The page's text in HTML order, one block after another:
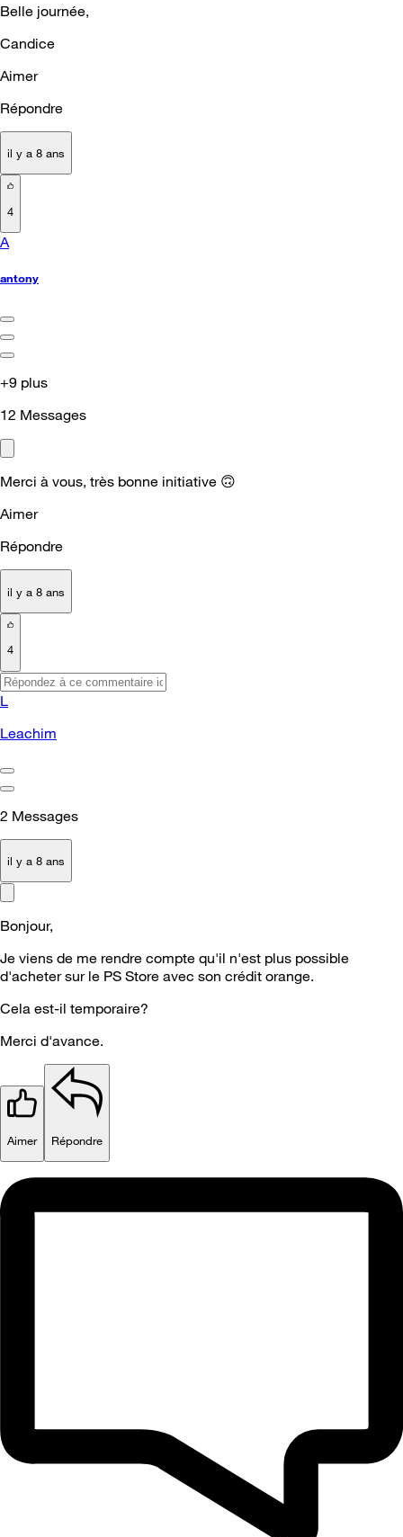
Belle journée,
Candice
Aimer
Répondre
il y a 8 ans
4
A
antony
+9 plus
12 Messages
Merci à vous, très bonne initiative 🙃
Aimer
Répondre
il y a 8 ans
4
L
Leachim
2 Messages
il y a 8 ans
Bonjour,
Je viens de me rendre compte qu'il n'est plus possible
d'acheter sur le PS Store avec son crédit orange.
Cela est-il temporaire?
Merci d'avance.
Aimer Répondre